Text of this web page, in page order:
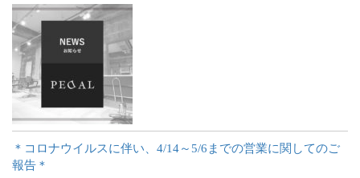
＊コロナウイルスに伴い、4/14～5/6までの営業に関してのご
報告＊